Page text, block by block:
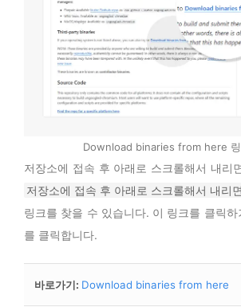
Download binaries from here 링
저장소에 접속 후 아래로 스크롤해서 내리
저장소에 접속 후 아래로 스크롤해서 내리
링크를 찾을 수 있습니다. 이 링크를 클릭하
를 클릭합니다.
바로가기: Download binaries from here